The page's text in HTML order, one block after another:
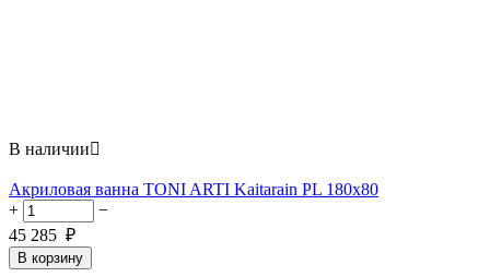
В наличии
Акриловая ванна TONI ARTI Kaitarain PL 180x80
+
−
45 285 ₽
В корзину